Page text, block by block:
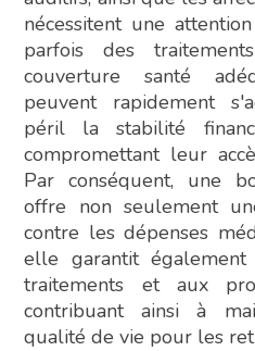
nécessitent une
parfois des
couverture santé
peuvent rapidement
péril la stabilité
compromettant leur
Par conséquent, une
offre non seulement
contre les dépenses
elle garantit
traitements et aux
contribuant ainsi à
qualité de vie pour les